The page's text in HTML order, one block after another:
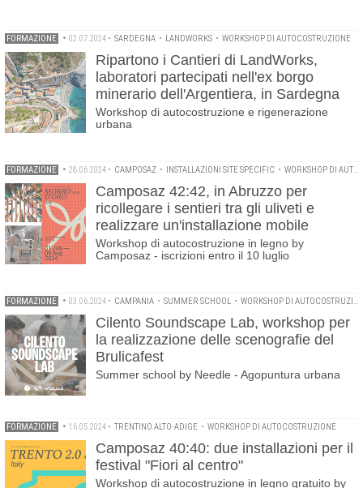
FORMAZIONE • 02.07.2024 • SARDEGNA • LANDWORKS • WORKSHOP DI AUTOCOSTRUZIONE
Ripartono i Cantieri di LandWorks,
laboratori partecipati nell'ex borgo
minerario dell'Argentiera, in Sardegna
Workshop di autocostruzione e rigenerazione
urbana
FORMAZIONE • 28.06.2024 • CAMPOSAZ • INSTALLAZIONI SITE SPECIFIC • WORKSHOP DI AUTOCOSTRUZIONE
Camposaz 42:42, in Abruzzo per
ricollegare i sentieri tra gli uliveti e
realizzare un'installazione mobile
Workshop di autocostruzione in legno by
Camposaz - iscrizioni entro il 10 luglio
FORMAZIONE • 03.06.2024 • CAMPANIA • SUMMER SCHOOL • WORKSHOP DI AUTOCOSTRUZIONE
Cilento Soundscape Lab, workshop per
la realizzazione delle scenografie del
Brulicafest
Summer school by Needle - Agopuntura urbana
FORMAZIONE • 16.05.2024 • TRENTINO ALTO-ADIGE • WORKSHOP DI AUTOCOSTRUZIONE
Camposaz 40:40: due installazioni per il
festival "Fiori al centro"
Workshop di autocostruzione in legno gratuito by